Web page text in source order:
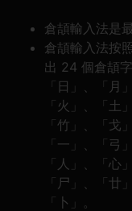
倉頡輸入法是
倉頡輸入法按
出 24 個倉頡
「日」、「月
「火」、「土」
「竹」、「戈
「一」、「弓」
「人」、「心
「尸」、「廿
「卜」。